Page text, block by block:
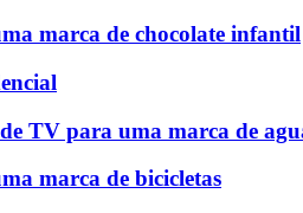
marca de chocolate infantil
TV para uma marca de
marca de bicicletas